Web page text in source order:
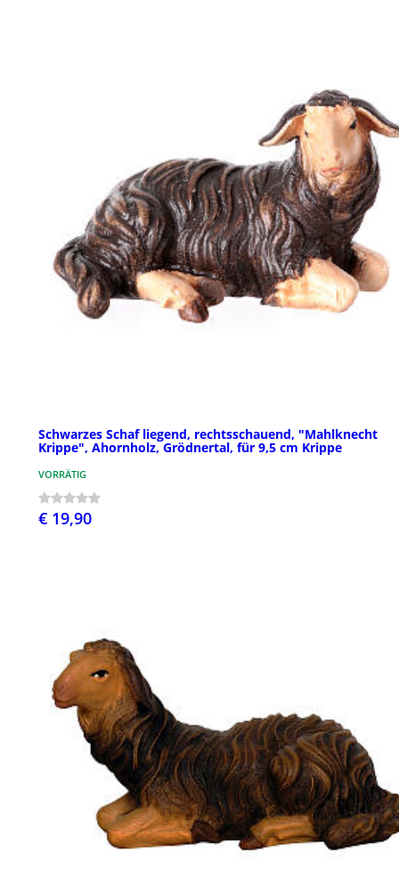
Schwarzes Schaf liegend, rechtsschauend, "Mahlknecht
Krippe", Ahornholz, Grödnertal, für 9,5 cm Krippe
VORRÄTIG
€ 19,90